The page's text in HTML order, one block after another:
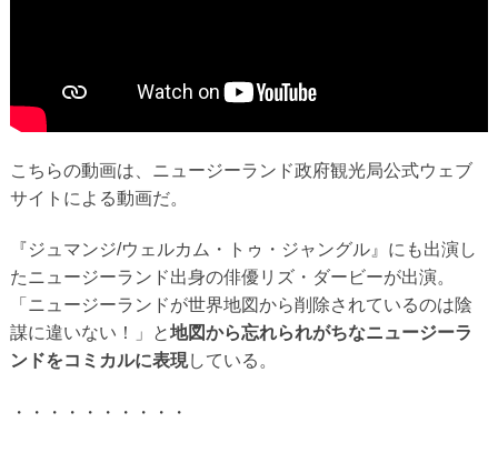
こちらの動画は、ニュージーランド政府観光局公式ウェブ
サイトによる動画だ。
『ジュマンジ/ウェルカム・トゥ・ジャングル』にも出演し
たニュージーランド出身の俳優リズ・ダービーが出演。
「ニュージーランドが世界地図から削除されているのは陰
謀に違いない！」と地図から忘れられがちなニュージーラ
ンドをコミカルに表現している。
・・・・・・・・・・